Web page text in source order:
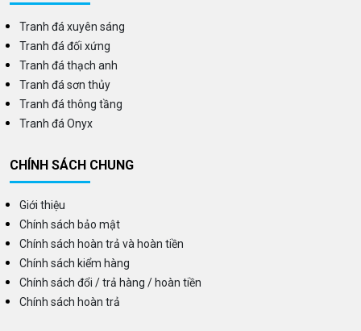
Tranh đá xuyên sáng
Tranh đá đối xứng
Tranh đá thạch anh
Tranh đá sơn thủy
Tranh đá thông tầng
Tranh đá Onyx
CHÍNH SÁCH CHUNG
Giới thiệu
Chính sách bảo mật
Chính sách hoàn trả và hoàn tiền
Chính sách kiểm hàng
Chính sách đổi / trả hàng / hoàn tiền
Chính sách hoàn trả